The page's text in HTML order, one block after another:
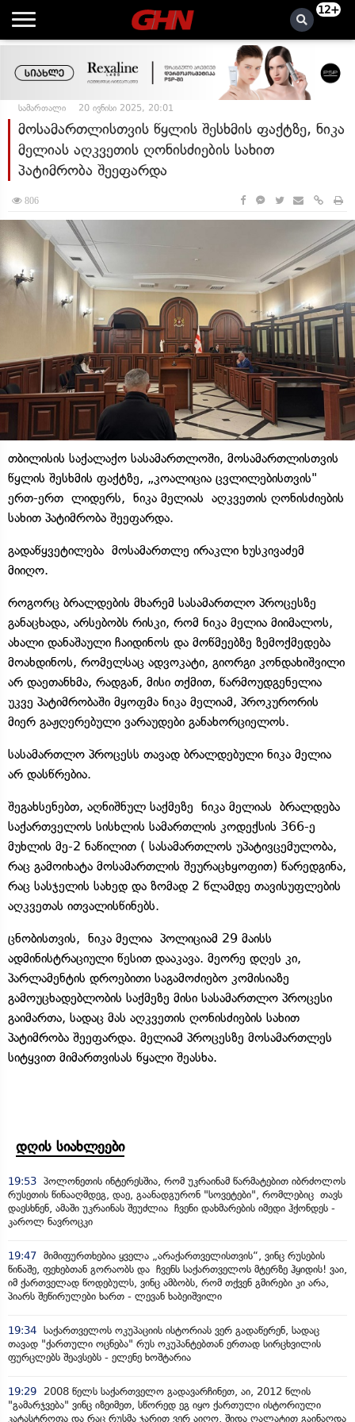
12+
სამართალი 20 ივნისი 2025, 20:01
მოსამართლისთვის წყლის შესხმის ფაქტზე, ნიკა
მელიას აღკვეთის ღონისძიების სახით
პატიმრობა შეეფარდა
806
თბილისის საქალაქო სასამართლოში, მოსამართლისთვის
წყლის შესხმის ფაქტზე, „კოალიცია ცვლილებისთვის"
ერთ-ერთ ლიდერს, ნიკა მელიას აღკვეთის ღონისძიების
სახით პატიმრობა შეეფარდა.
გადაწყვეტილება მოსამართლე ირაკლი ხუსკივაძემ
მიიღო.
როგორც ბრალდების მხარემ სასამართლო პროცესზე
განაცხადა, არსებობს რისკი, რომ ნიკა მელია მიიმალოს,
ახალი დანაშაული ჩაიდინოს და მოწმეებზე ზემოქმედება
მოახდინოს, რომელსაც ადვოკატი, გიორგი კონდახიშვილი
არ დაეთანხმა, რადგან, მისი თქმით, წარმოუდგენელია
უკვე პატიმრობაში მყოფმა ნიკა მელიამ, პროკურორის
მიერ გაჟღერებული ვარაუდები განახორციელოს.
სასამართლო პროცესს თავად ბრალდებული ნიკა მელია
არ დასწრებია.
შეგახსენებთ, აღნიშნულ საქმეზე ნიკა მელიას ბრალდება
საქართველოს სისხლის სამართლის კოდექსის 366-ე
მუხლის მე-2 ნაწილით ( სასამართლოს უპატივცემულობა,
რაც გამოიხატა მოსამართლის შეურაცხყოფით) წარედგინა,
რაც სასჯელის სახედ და ზომად 2 წლამდე თავისუფლების
აღკვეთას ითვალისწინებს.
ცნობისთვის, ნიკა მელია პოლიციამ 29 მაისს
ადმინისტრაციული წესით დააკავა. მეორე დღეს კი,
პარლამენტის დროებითი საგამოძიებო კომისიაზე
გამოუცხადებლობის საქმეზე მისი სასამართლო პროცესი
გაიმართა, სადაც მას აღკვეთის ღონისძიების სახით
პატიმრობა შეეფარდა. მელიამ პროცესზე მოსამართლეს
სიტყვით მიმართვისას წყალი შეასხა.
დღის სიახლეები
19:53 პოლონეთის ინტერესშია, რომ უკრაინამ წარმატებით იბრძოლოს
რუსეთის წინააღმდეგ, დაე, გაანადგურონ "სოვეტები", რომლებიც თავს
დაესხნენ, ამაში უკრაინას შეუძლია ჩვენი დახმარების იმედი ჰქონდეს -
კაროლ ნავროცკი
19:47 მიმიფურთხებია ყველა „არაქართველისთვის“, ვინც რუსების
წინაშე, ფეხებთან გორაობს და ჩვენს საქართველოს მტერზე ჰყიდის! ვაი,
იმ ქართველად წოდებულს, ვინც ამბობს, რომ თქვენ გმირები კი არა,
პიარს შეწირულები ხართ - ლევან ხაბეიშვილი
19:34 საქართველოს ოკუპაციის ისტორიას ვერ გადაწერენ, სადაც
თავად "ქართული ოცნება" რუს ოკუპანტებთან ერთად სირცხვილის
ფურცლებს შეავსებს - ელენე ხოშტარია
19:29
2008 წელს საქართველო გადავარჩინეთ, აი, 2012 წლის
"გამარჯვება" ვინც იზეიმეთ, სწორედ ეგ იყო ქართული ისტორიული
კატასტროფა და რაც რუსმა ჯარით ვერ აიღო, შიდა ღალატით გაინაღდა